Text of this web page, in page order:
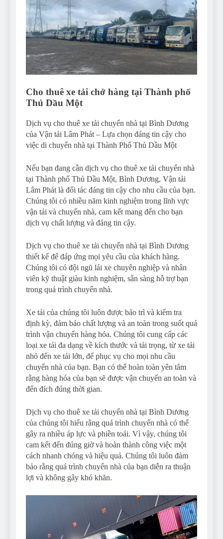
Cho thuê xe tải chở hàng tại Thành phố
Thủ Dầu Một
Dịch vụ cho thuê xe tải chuyển nhà tại Bình Dương
của Vận tải Lâm Phát – Lựa chọn đáng tin cậy cho
việc di chuyển nhà tại Thành Phố Thủ Dầu Một
Nếu bạn đang cần dịch vụ cho thuê xe tải chuyển nhà
tại Thành phố Thủ Dầu Một, Bình Dương, Vận tải
Lâm Phát là đối tác đáng tin cậy cho nhu cầu của bạn.
Chúng tôi có nhiều năm kinh nghiệm trong lĩnh vực
vận tải và chuyển nhà, cam kết mang đến cho bạn
dịch vụ chất lượng và đáng tin cậy.
Dịch vụ cho thuê xe tải chuyển nhà tại Bình Dương
thiết kế để đáp ứng mọi yêu cầu của khách hàng.
Chúng tôi có đội ngũ lái xe chuyên nghiệp và nhân
viên kỹ thuật giàu kinh nghiệm, sẵn sàng hỗ trợ bạn
trong quá trình chuyển nhà.
Xe tải của chúng tôi luôn được bảo trì và kiểm tra
định kỳ, đảm bảo chất lượng và an toàn trong suốt quá
trình vận chuyển hàng hóa. Chúng tôi cung cấp các
loại xe tải đa dạng về kích thước và tải trọng, từ xe tải
nhỏ đến xe tải lớn, để phục vụ cho mọi nhu cầu
chuyển nhà của bạn. Bạn có thể hoàn toàn yên tâm
rằng hàng hóa của bạn sẽ được vận chuyển an toàn và
đến đích đúng thời gian.
Dịch vụ cho thuê xe tải chuyển nhà tại Bình Dương
của chúng tôi hiểu rằng quá trình chuyển nhà có thể
gây ra nhiều áp lực và phiền toái. Vì vậy, chúng tôi
cam kết đến đúng giờ và hoàn thành công việc một
cách nhanh chóng và hiệu quả. Chúng tôi luôn đảm
bảo rằng quá trình chuyển nhà của bạn diễn ra thuận
lợi và không gây khó khăn.